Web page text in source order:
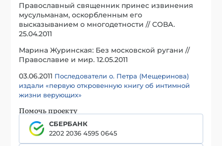
Православный священник принес извинения
мусульманам, оскорбленным его
высказыванием о многодетности // СОВА.
25.04.2011
Марина Журинская: Без московской ругани //
Православие и мир. 12.05.2011
03.06.2011 Последователи о. Петра (Мещеринова)
издали «первую откровенную книгу об интимной
жизни верующих»
Помочь проекту
СБЕРБАНК
2202 2036 4595 0645